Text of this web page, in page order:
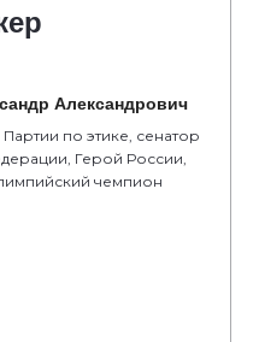
Александрович
по этике, сенатор
Герой России,
чемпион